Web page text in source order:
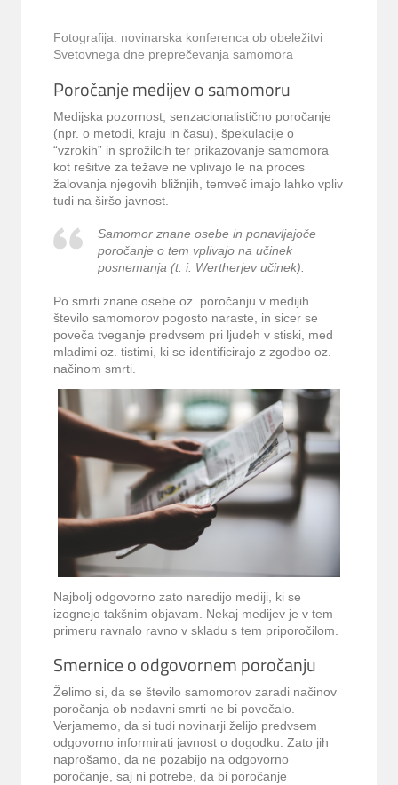
Fotografija: novinarska konferenca ob obeležitvi
Svetovnega dne preprečevanja samomora
Poročanje medijev o samomoru
Medijska pozornost, senzacionalistično poročanje
(npr. o metodi, kraju in času), špekulacije o
“vzrokih” in sprožilcih ter prikazovanje samomora
kot rešitve za težave ne vplivajo le na proces
žalovanja njegovih bližnjih, temveč imajo lahko vpliv
tudi na širšo javnost.
Samomor znane osebe in ponavljajoče
poročanje o tem vplivajo na učinek
posnemanja (t. i. Wertherjev učinek).
Po smrti znane osebe oz. poročanju v medijih
število samomorov pogosto naraste, in sicer se
poveča tveganje predvsem pri ljudeh v stiski, med
mladimi oz. tistimi, ki se identificirajo z zgodbo oz.
načinom smrti.
Najbolj odgovorno zato naredijo mediji, ki se
izognejo takšnim objavam. Nekaj medijev je v tem
primeru ravnalo ravno v skladu s tem priporočilom.
Smernice o odgovornem poročanju
Želimo si, da se število samomorov zaradi načinov
poročanja ob nedavni smrti ne bi povečalo.
Verjamemo, da si tudi novinarji želijo predvsem
odgovorno informirati javnost o dogodku. Zato jih
naprošamo, da ne pozabijo na odgovorno
poročanje, saj ni potrebe, da bi poročanje